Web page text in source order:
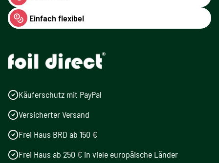
Einfach flexibel
Käuferschutz mit PayPal
Versicherter Versand
Frei Haus BRD ab 150 €
Frei Haus ab 250 € in viele europäische Länder